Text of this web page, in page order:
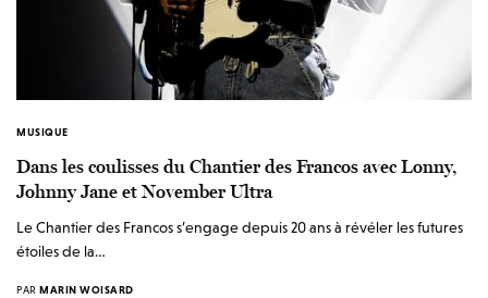
MUSIQUE
Dans les coulisses du Chantier des Francos avec Lonny,
Johnny Jane et November Ultra
Le Chantier des Francos s’engage depuis 20 ans à révéler les futures
étoiles de la…
PAR MARIN WOISARD